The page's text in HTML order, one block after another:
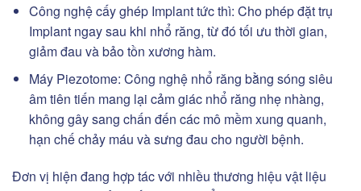
Công nghệ cấy ghép Implant tức thì: Cho phép đặt trụ
Implant ngay sau khi nhổ răng, từ đó tối ưu thời gian,
giảm đau và bảo tồn xương hàm.
Máy Piezotome: Công nghệ nhổ răng bằng sóng siêu
âm tiên tiến mang lại cảm giác nhổ răng nhẹ nhàng,
không gây sang chấn đến các mô mềm xung quanh,
hạn chế chảy máu và sưng đau cho người bệnh.
Đơn vị hiện đang hợp tác với nhiều thương hiệu vật liệu